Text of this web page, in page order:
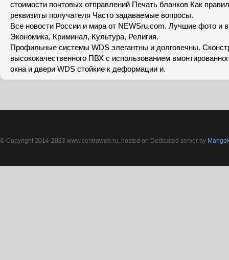
стоимости почтовых отправлений Печать бланков Как
реквизиты получателя Часто задаваемые вопросы.
Все новости России и мира от NEWSru.com. Лучшие фото и
Экономика, Криминал, Культура, Религия.
Профильные системы WDS элегантны и долговечны.
высококачественного ПВХ с использованием
окна и двери WDS стойкие к деформации и.
© Copyright 2014-2023 www.centroweb.ru, hosted on Dedicated server by